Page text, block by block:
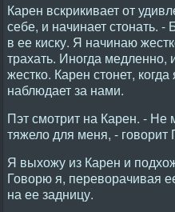
Карен вскрикивает от
себе, и начинает стонать.
в ее киску. Я начинаю
трахать. Иногда медленно,
жестко. Карен стонет,
наблюдает за нами.
Пэт смотрит на Карен. - Не
тяжело для меня, - говорит
Я выхожу из Карен и
Говорю я, переворачивая
на ее задницу.